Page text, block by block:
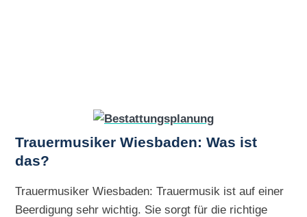
Trauermusiker Wiesbaden: Was ist
das?
Trauermusiker Wiesbaden: Trauermusik ist auf einer
Beerdigung sehr wichtig. Sie sorgt für die richtige